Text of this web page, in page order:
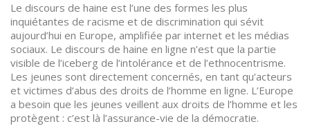
Le discours de haine est l’une des formes les plus
inquiétantes de racisme et de discrimination qui sévit
aujourd’hui en Europe, amplifiée par internet et les médias
sociaux. Le discours de haine en ligne n’est que la partie
visible de l’iceberg de l’intolérance et de l’ethnocentrisme.
Les jeunes sont directement concernés, en tant qu’acteurs
et victimes d’abus des droits de l’homme en ligne. L’Europe
a besoin que les jeunes veillent aux droits de l’homme et les
protègent : c’est là l’assurance-vie de la démocratie.